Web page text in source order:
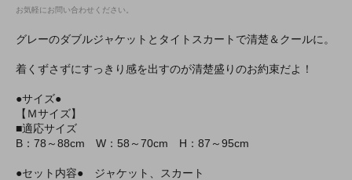
お気軽にお問い合わせください。
グレーのダブルジャケットとタイトスカートで清楚＆クールに。
着くずさずにすっきり感を出すのが清楚盛りのお約束だよ！
●サイズ●
【Ｍサイズ】
■適応サイズ
B：78～88cm W：58～70cm H：87～95cm
●セット内容● ジャケット、スカート